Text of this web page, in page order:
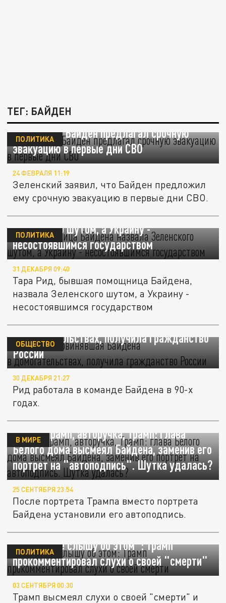
ТЕГ: БАЙДЕН
Зеленский: Байден предлагал срочную
эвакуацию в первые дни СВО
ПОЛИТИКА
24 ФЕВРАЛЯ 11:19
Зеленский заявил, что Байден предложил
ему срочную эвакуацию в первые дни СВО.
Экс-помощница Байдена назвала
Зеленского шутом, а Украину -
несостоявшимся государством
ПОЛИТИКА
31 ДЕКАБРЯ 09:40
Тара Рид, бывшая помощница Байдена,
назвала Зеленского шутом, а Украину -
несостоявшимся государством
Тара Рид, обвинявшая Байдена
в домогательствах, получила гражданство
России
ОБЩЕСТВО
30 ДЕКАБРЯ 21:27
Рид работала в команде Байдена в 90-х
годах.
Обама, Трамп, авторучка, Трамп: глава
Белого дома высмеял Байдена, заменив его
портрет на "автоподпись". Шутка удалась?
В МИРЕ
25 СЕНТЯБРЯ 23:54
После портрета Трампа вместо портрета
Байдена установили его автоподпись.
"Я впервые слышу об этом": Трамп
прокомментировал слухи о своей "смерти"
ПОЛИТИКА
03 СЕНТЯБРЯ 00:30
Трамп высмеял слухи о своей "смерти" и